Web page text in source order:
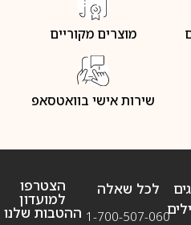
מוצרים מקוריים
שירות אישי בוואטסאפ
לכל שאלה
1-700-507-060
הצטרפו
למועדון
ההטבות שלנו